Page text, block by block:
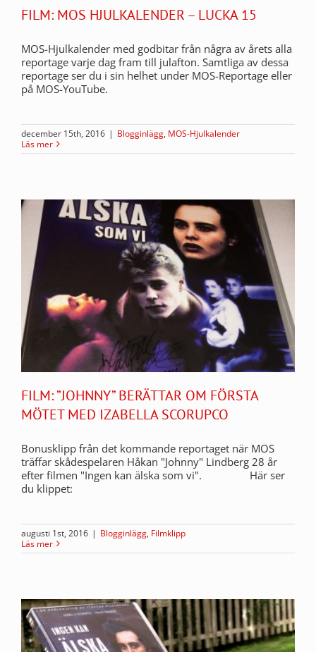
FILM: MOS HJULKALENDER – LUCKA 15
MOS-Hjulkalender med godbitar från några av årets alla
reportage varje dag fram till julafton. Samtliga av dessa
reportage ser du i sin helhet under MOS-Reportage eller
på MOS-YouTube.
december 15th, 2016 | Blogginlägg, MOS-Hjulkalender
Läs mer
FILM: ”JOHNNY” BERÄTTAR OM FÖRSTA
MÖTET MED IZABELLA SCORUPCO
Bonusklipp från det kommande reportaget när MOS
träffar skådespelaren Håkan "Johnny" Lindberg 28 år
efter filmen "Ingen kan älska som vi". Här ser
du klippet:
augusti 1st, 2016 | Blogginlägg, Filmklipp
Läs mer